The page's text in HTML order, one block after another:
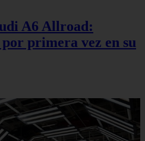
A6 Allroad:
primera vez en su